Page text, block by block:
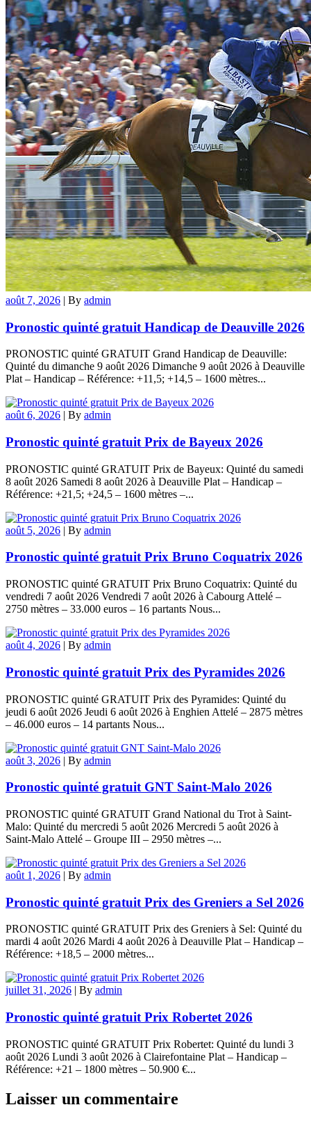
août 7, 2026 | By admin
Pronostic quinté gratuit Handicap de Deauville 2026
PRONOSTIC quinté GRATUIT Grand Handicap de Deauville:
Quinté du dimanche 9 août 2026 Dimanche 9 août 2026 à Deauville
Plat – Handicap – Référence: +11,5; +14,5 – 1600 mètres...
août 6, 2026 | By admin
Pronostic quinté gratuit Prix de Bayeux 2026
PRONOSTIC quinté GRATUIT Prix de Bayeux: Quinté du samedi
8 août 2026 Samedi 8 août 2026 à Deauville Plat – Handicap –
Référence: +21,5; +24,5 – 1600 mètres –...
août 5, 2026 | By admin
Pronostic quinté gratuit Prix Bruno Coquatrix 2026
PRONOSTIC quinté GRATUIT Prix Bruno Coquatrix: Quinté du
vendredi 7 août 2026 Vendredi 7 août 2026 à Cabourg Attelé –
2750 mètres – 33.000 euros – 16 partants Nous...
août 4, 2026 | By admin
Pronostic quinté gratuit Prix des Pyramides 2026
PRONOSTIC quinté GRATUIT Prix des Pyramides: Quinté du
jeudi 6 août 2026 Jeudi 6 août 2026 à Enghien Attelé – 2875 mètres
– 46.000 euros – 14 partants Nous...
août 3, 2026 | By admin
Pronostic quinté gratuit GNT Saint-Malo 2026
PRONOSTIC quinté GRATUIT Grand National du Trot à Saint-
Malo: Quinté du mercredi 5 août 2026 Mercredi 5 août 2026 à
Saint-Malo Attelé – Groupe III – 2950 mètres –...
août 1, 2026 | By admin
Pronostic quinté gratuit Prix des Greniers a Sel 2026
PRONOSTIC quinté GRATUIT Prix des Greniers à Sel: Quinté du
mardi 4 août 2026 Mardi 4 août 2026 à Deauville Plat – Handicap –
Référence: +18,5 – 2000 mètres...
juillet 31, 2026 | By admin
Pronostic quinté gratuit Prix Robertet 2026
PRONOSTIC quinté GRATUIT Prix Robertet: Quinté du lundi 3
août 2026 Lundi 3 août 2026 à Clairefontaine Plat – Handicap –
Référence: +21 – 1800 mètres – 50.900 €...
Laisser un commentaire